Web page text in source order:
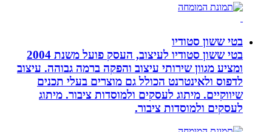
בטי ששון סטודיו
בטי ששון סטודיו לעיצוב, העסק פועל משנת 2004
ומציע מגוון שירותי עיצוב והפקה ברמה גבוהה. עיצוב
לדפוס ולאינטרנט הכולל גם מוצרים בעלי תכנים
שיווקיים. מיתוג לעסקים ולמוסדות ציבור. מיתוג
לעסקים ולמוסדות ציבור.